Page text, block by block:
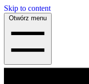
Skip to content
Otwórz menu